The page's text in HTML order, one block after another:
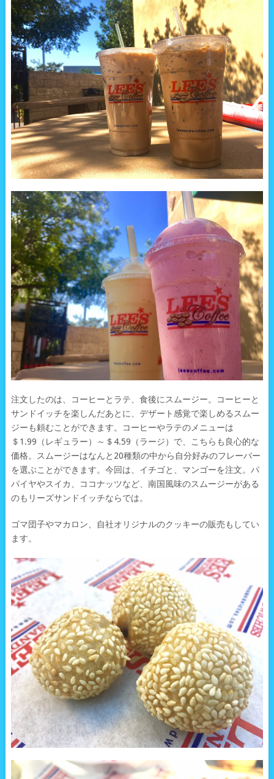
注文したのは、コーヒーとラテ、食後にスムージー。コーヒーと
サンドイッチを楽しんだあとに、デザート感覚で楽しめるスムー
ジーも頼むことができます。コーヒーやラテのメニューは
＄1.99（レギュラー）～＄4.59（ラージ）で、こちらも良心的な
価格。スムージーはなんと20種類の中から自分好みのフレーバー
を選ぶことができます。今回は、イチゴと、マンゴーを注文。パ
パイヤやスイカ、ココナッツなど、南国風味のスムージーがある
のもリーズサンドイッチならでは。
ゴマ団子やマカロン、自社オリジナルのクッキーの販売もしてい
ます。